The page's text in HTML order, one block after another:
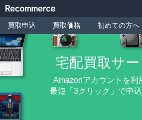
買取申込 買取価格 初めての方へ
宅配買取サー
Amazonアカウントを利
最短「3クリック」で申込